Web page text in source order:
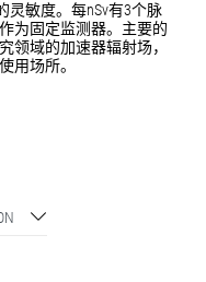
灵敏度。每nSv有3个脉
为固定监测器。主要的
领域的加速器辐射场，
用场所。